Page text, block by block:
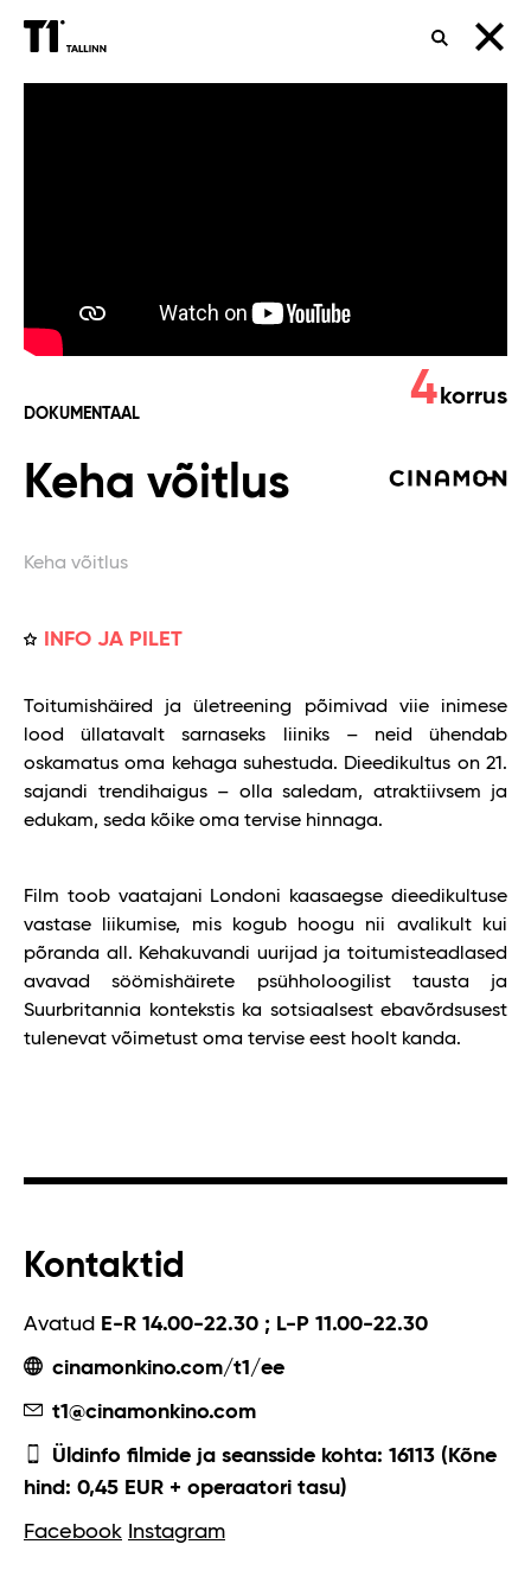
OTSING
DOKUMENTAAL
Keha võitlus
Keha võitlus
INFO JA PILET
4 korrus
Toitumishäired ja ületreening põimivad viie inimese
lood üllatavalt sarnaseks liiniks – neid ühendab
oskamatus oma kehaga suhestuda. Dieedikultus on 21.
sajandi trendihaigus – olla saledam, atraktiivsem ja
edukam, seda kõike oma tervise hinnaga.
Film toob vaatajani Londoni kaasaegse dieedikultuse
vastase liikumise, mis kogub hoogu nii avalikult kui
põranda all. Kehakuvandi uurijad ja toitumisteadlased
avavad söömishäirete psühholoogilist tausta ja
Suurbritannia kontekstis ka sotsiaalsest ebavõrdsusest
tulenevat võimetust oma tervise eest hoolt kanda.
Kontaktid
Avatud E-R 14.00-22.30 ; L-P 11.00-22.30
cinamonkino.com/t1/ee
t1@cinamonkino.com
Üldinfo filmide ja seansside kohta: 16113 (Kõne
hind: 0,45 EUR + operaatori tasu)
Facebook Instagram